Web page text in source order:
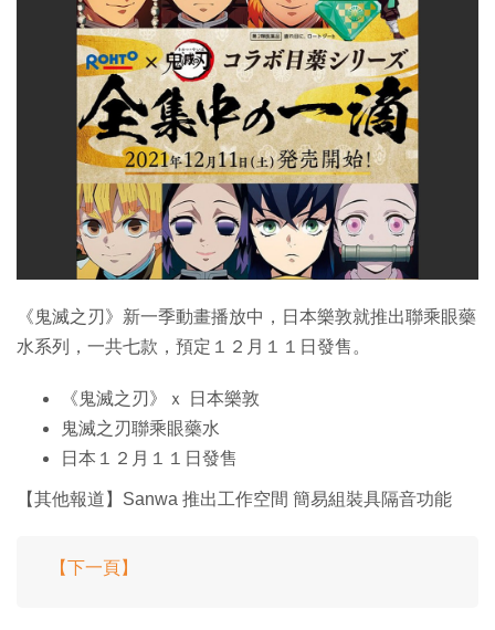
IT Times
生成式AI與雲端應用
Enterprise Digital Transformation
《鬼滅之刃》新一季動畫播放中，日本樂敦就推出聯乘眼藥
水系列，一共七款，預定１２月１１日發售。
《鬼滅之刃》ｘ 日本樂敦
鬼滅之刃聯乘眼藥水
日本１２月１１日發售
【其他報道】Sanwa 推出工作空間 簡易組裝具隔音功能
【下一頁】